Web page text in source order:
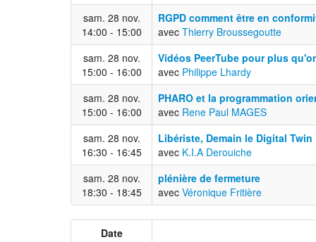
sam. 28 nov.
14:00 - 15:00
RGPD comment être en
avec Thierry Broussegoutte
sam. 28 nov.
15:00 - 16:00
Vidéos PeerTube pour plus
avec Philippe Lhardy
sam. 28 nov.
15:00 - 16:00
PHARO et la programmation
avec Rene Paul MAGES
sam. 28 nov.
16:30 - 16:45
Libériste, Demain le Digital Twin
avec K.I.A Derouiche
sam. 28 nov.
18:30 - 18:45
plénière de fermeture
avec Véronique Fritière
Date